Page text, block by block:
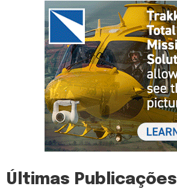
Últimas Publicações